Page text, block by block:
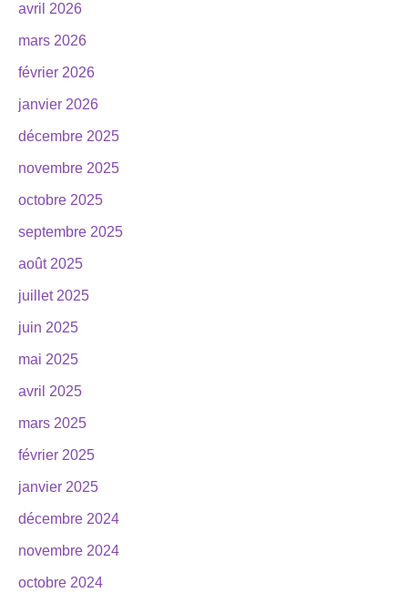
avril 2026
mars 2026
février 2026
janvier 2026
décembre 2025
novembre 2025
octobre 2025
septembre 2025
août 2025
juillet 2025
juin 2025
mai 2025
avril 2025
mars 2025
février 2025
janvier 2025
décembre 2024
novembre 2024
octobre 2024